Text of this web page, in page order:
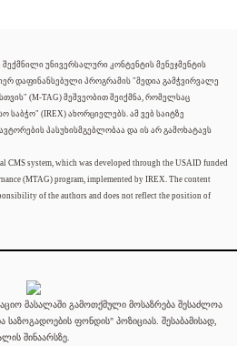
უნივერსალური კონტენტის მენეჯმენტის
დაფინანსებული პროგრამის "მედია გამჭვირვალე
(M-TAG) მეშვეობით შეიქმნა, რომელსაც
საბჭო" (IREX) ახორციელებს. ამ ვებ საიტზე
პასუხისმგებლობაა და ის არ გამოხატავს
CMS system, which was developed through the USAID funded
(MTAG) program, implemented by IREX. The content
of the authors and does not reflect the position of
მასალაში გამოთქმული მოსაზრება შესაძლოა
ფონდის" პოზიციას. შესაბამისად,
შინაარსზე.